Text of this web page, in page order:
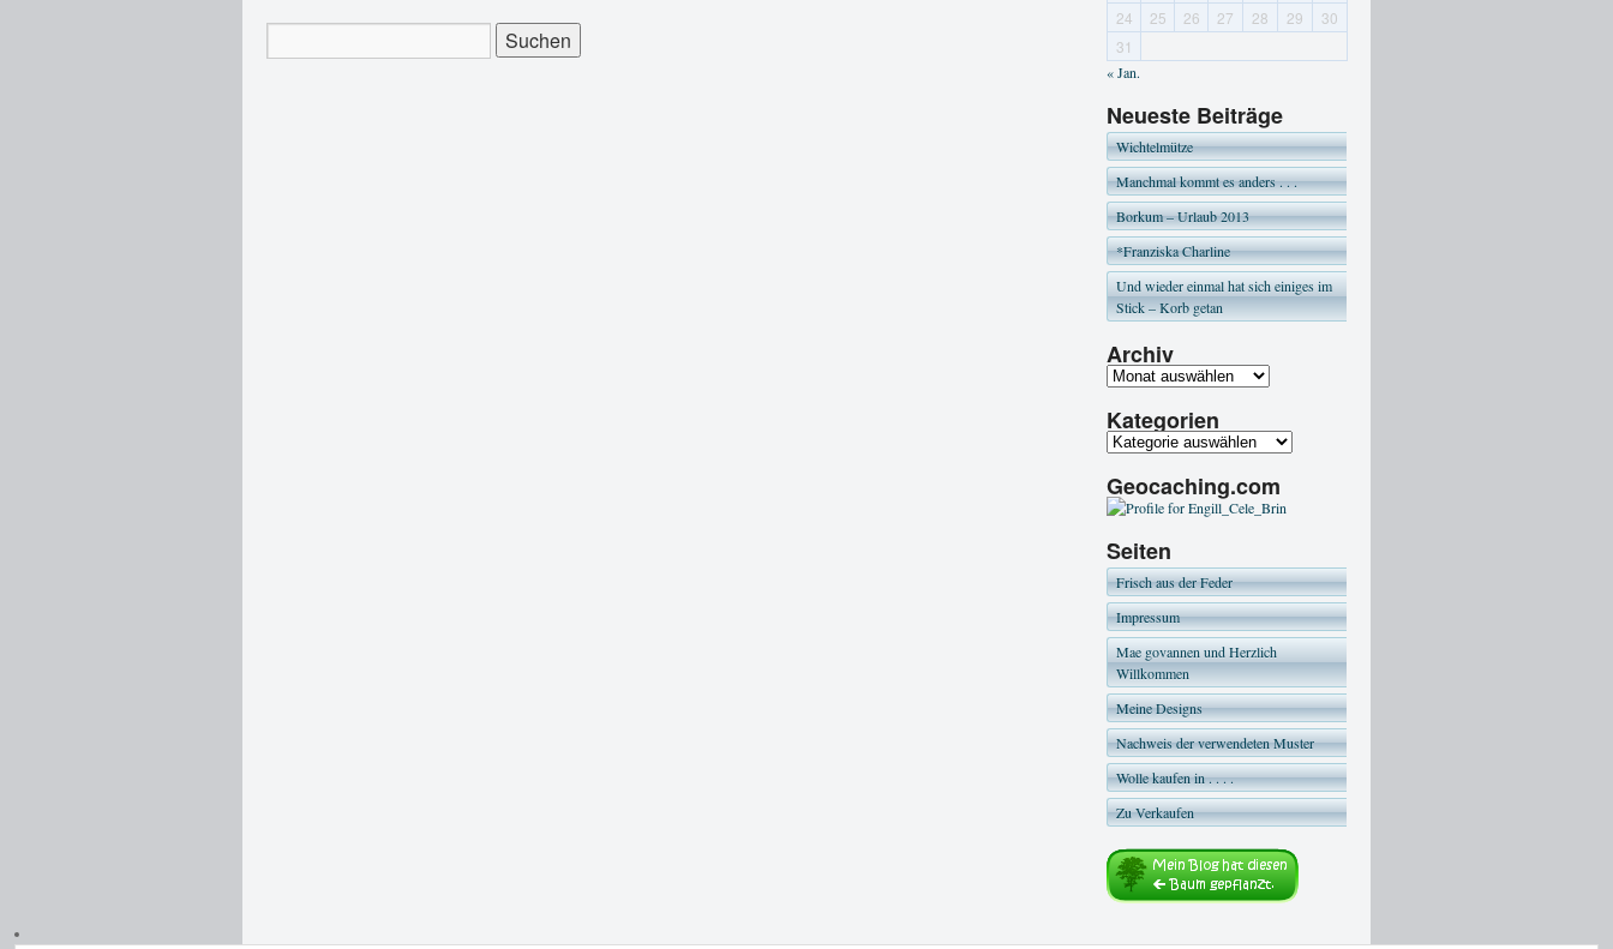
24
25 26 27 28 29
30
31
« Jan.
Neueste Beiträge
Wichtelmütze
Manchmal kommt es anders . . .
Borkum – Urlaub 2013
*Franziska Charline
Und wieder einmal hat sich einiges im
Stick – Korb getan
Archiv
Kategorien
Geocaching.com
Seiten
Frisch aus der Feder
Impressum
Mae govannen und Herzlich
Willkommen
Meine Designs
Nachweis der verwendeten Muster
Wolle kaufen in . . . .
Zu Verkaufen